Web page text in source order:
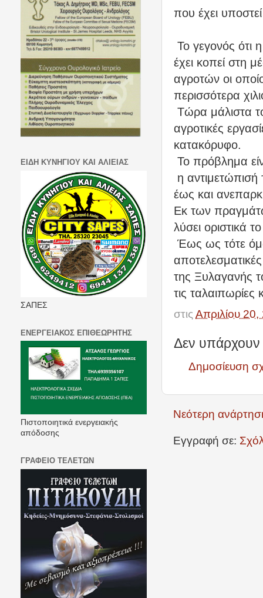
που έχει
Το γεγονός ότι
έχει κοπεί στη
αγροτών οι
περισσότερα
Τώρα μάλιστα
αγροτικές
κατακόρυφο.
Το πρόβλημα
η
έως και
Εκ των
λύσει οριστικά
Έως ως τότε
της Ξυλαγανής
τις
στις Απριλίου
Δεν υπάρχουν
Δημοσίευση
Νεότερη
Εγγραφή σε:
ΕΙΔΗ ΚΥΝΗΓΙΟΥ ΚΑΙ ΑΛΙΕΙΑΣ
ΣΑΠΕΣ
ΕΝΕΡΓΕΙΑΚΟΣ ΕΠΙΘΕΩΡΗΤΗΣ
Πιστοποιητικά ενεργειακής
απόδοσης
ΓΡΑΦΕΙΟ ΤΕΛΕΤΩΝ